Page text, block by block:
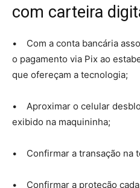
com carteira
• Com a conta bancária
o pagamento via Pix ao
que ofereçam a tecnologia;
• Aproximar o celular
exibido na maquininha;
• Confirmar a transação na
• Confirmar a proteção